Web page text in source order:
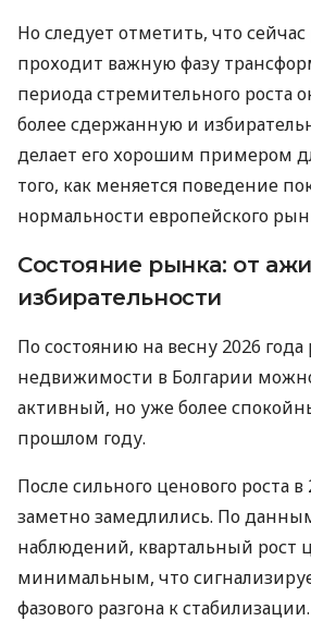
Но следует отметить, что
проходит важную фазу
периода стремительного роста
более сдержанную и
делает его хорошим примером
того, как меняется поведение
нормальности европейского
Состояние рынка: от
избирательности
По состоянию на весну 2026
недвижимости в Болгарии
активный, но уже более
прошлом году.
После сильного ценового роста
заметно замедлились. По
наблюдений, квартальный рост
минимальным, что
фазового разгона к стабилизации.